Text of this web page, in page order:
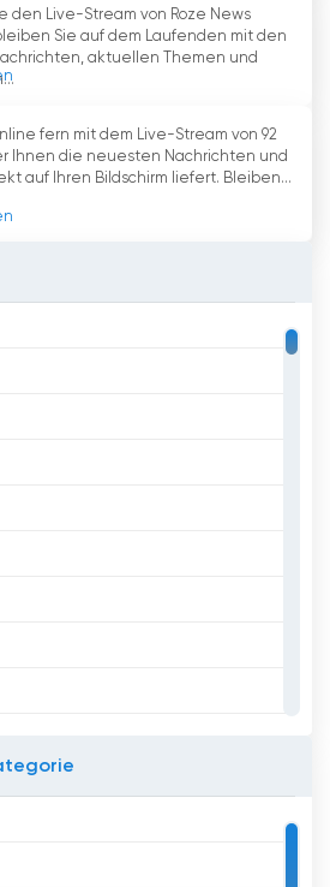
den Live-Stream von Roze News
Sie auf dem Laufenden mit den
aktuellen Themen und
fern mit dem Live-Stream von 92
Ihnen die neuesten Nachrichten und
auf Ihren Bildschirm liefert. Bleiben...